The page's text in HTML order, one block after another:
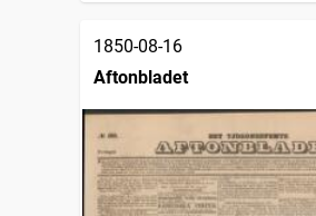
1850-08-16
Aftonbladet